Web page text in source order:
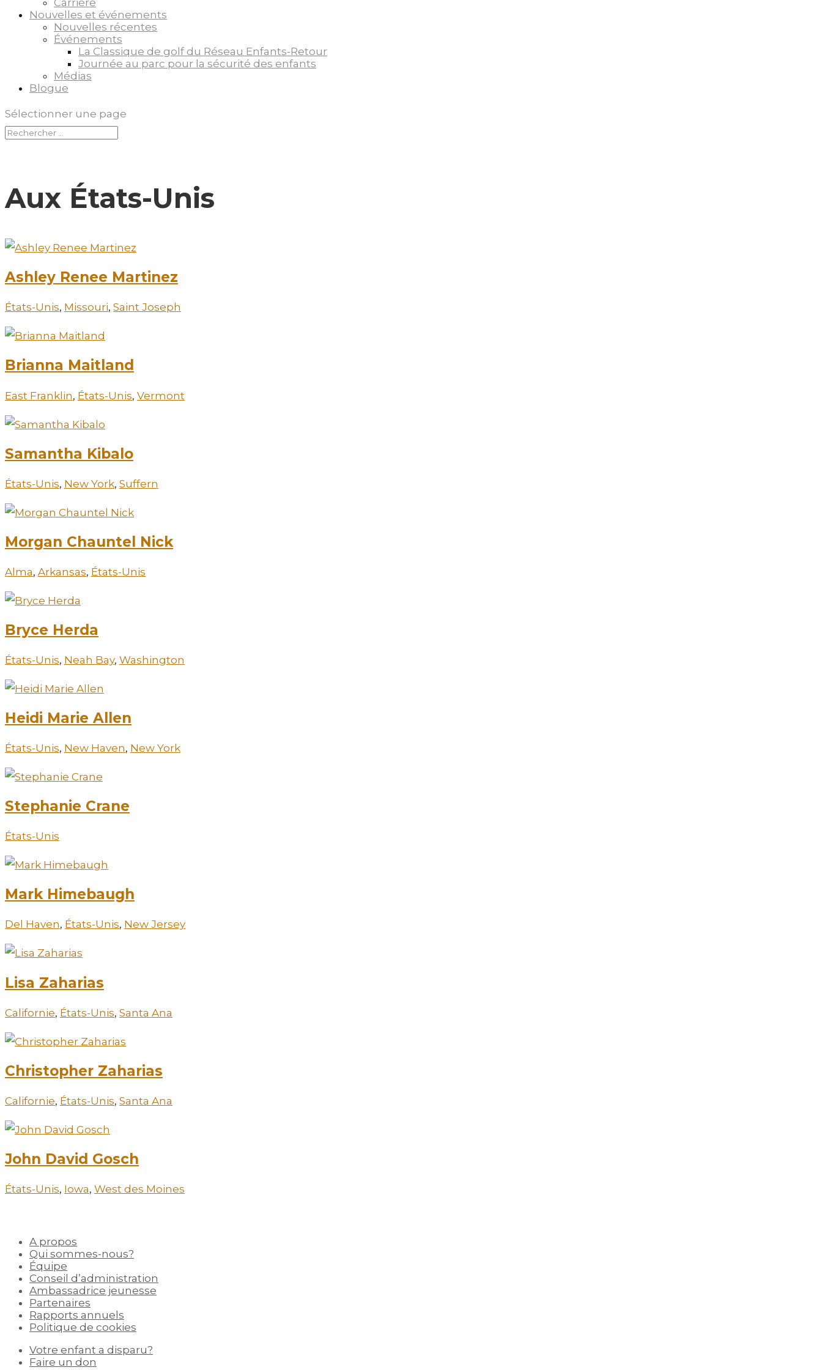
Carrière
Nouvelles et événements
Nouvelles récentes
Événements
La Classique de golf du Réseau Enfants-Retour
Journée au parc pour la sécurité des enfants
Médias
Blogue
Sélectionner une page
Aux États-Unis
Ashley Renee Martinez
États-Unis, Missouri, Saint Joseph
Brianna Maitland
East Franklin, États-Unis, Vermont
Samantha Kibalo
États-Unis, New York, Suffern
Morgan Chauntel Nick
Alma, Arkansas, États-Unis
Bryce Herda
États-Unis, Neah Bay, Washington
Heidi Marie Allen
États-Unis, New Haven, New York
Stephanie Crane
États-Unis
Mark Himebaugh
Del Haven, États-Unis, New Jersey
Lisa Zaharias
Californie, États-Unis, Santa Ana
Christopher Zaharias
Californie, États-Unis, Santa Ana
John David Gosch
États-Unis, Iowa, West des Moines
A propos
Qui sommes-nous?
Équipe
Conseil d’administration
Ambassadrice jeunesse
Partenaires
Rapports annuels
Politique de cookies
Votre enfant a disparu?
Faire un don